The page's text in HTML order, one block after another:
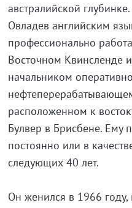
австралийской глубинке.
Овладев английским
профессионально
Восточном Квинсленде
начальником
расположенном к
Булвер в Брисбене. Ему
постоянно или в
следующих 40 лет.
Он женился в 1966 году,